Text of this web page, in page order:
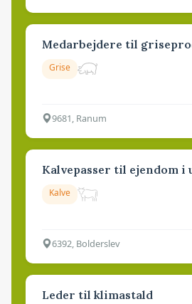
Medarbejdere til
Grise
9681, Ranum
Kalvepasser til ejendom i
Kalve
6392, Bolderslev
Leder til klimastald